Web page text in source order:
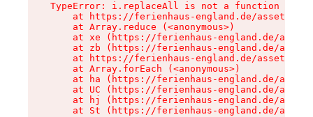
TypeError: i.replaceAll is not a function
at https://ferienhaus-england.de/assets/
    at Array.reduce (<anonymous>)
at xe (https://ferienhaus-england.de/
at zb (https://ferienhaus-england.de/
at https://ferienhaus-england.de/assets/
    at Array.forEach (<anonymous>)
at ha (https://ferienhaus-england.de/
at UC (https://ferienhaus-england.de/
at hj (https://ferienhaus-england.de/
at St (https://ferienhaus-england.de/